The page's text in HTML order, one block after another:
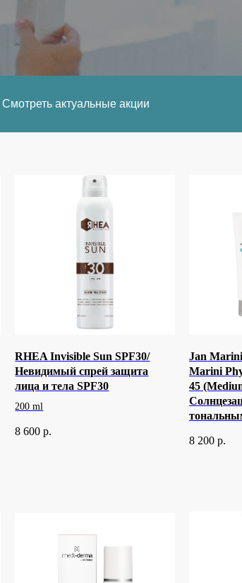
Смотреть актуальные акции
RHEA Invisible Sun SPF30/
Невидимый спрей защита
лица и тела SPF30
200 ml
8 600 р.
Jan
Marini
45
8 200 р.